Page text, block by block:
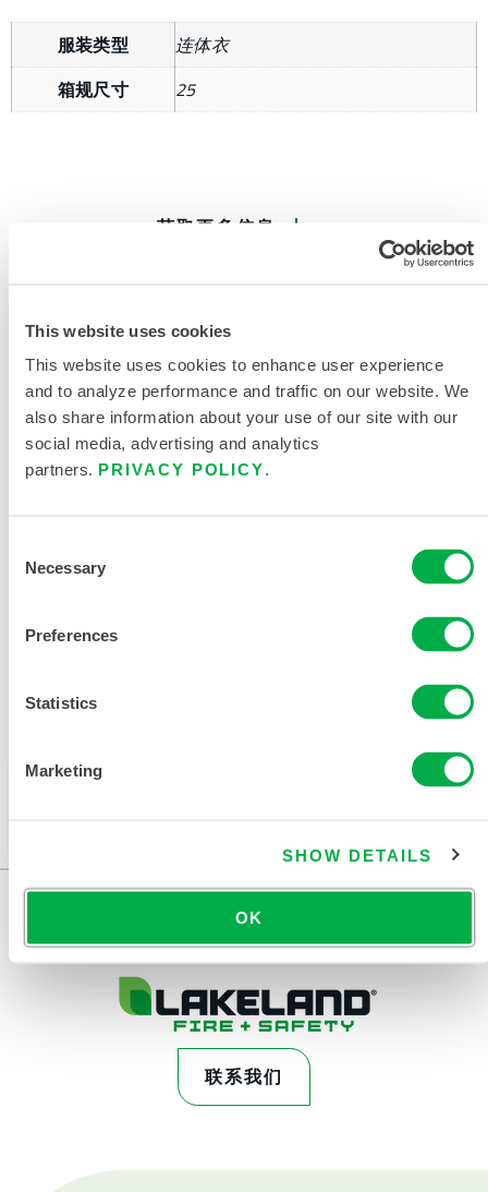
This website uses cookies
This website uses cookies to enhance user experience
and to analyze performance and traffic on our website. We
also share information about your use of our site with our
social media, advertising and analytics
partners. PRIVACY POLICY.
Selection
Necessary
Preferences
Statistics
Marketing
SHOW DETAILS
OK
服装类型
连体衣
箱规尺寸
25
获取更多信息
产品资料
销售区域包括：加拿大、南美洲、中国、欧洲、亚洲、印
此产品通常不在您所在的区域销售。您可以在页面顶部
联系我们